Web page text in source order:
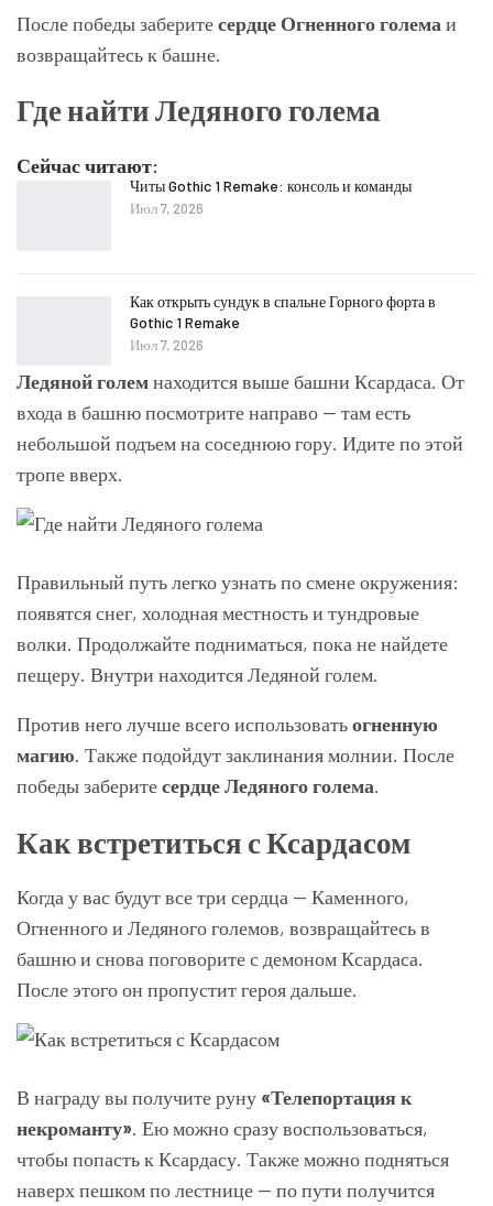
После победы заберитесердце Огненного голема и
возвращайтесь к башне.
Где найти Ледяного голема
Сейчас читают:
Читы Gothic 1 Remake: консоль и команды
Июл 7, 2026
Как открыть сундук в спальне Горного форта в
Gothic 1 Remake
Июл 7, 2026
Ледяной големнаходится выше башни Ксардаса. От
входа в башню посмотрите направо — там есть
небольшой подъем на соседнюю гору. Идите по этой
тропе вверх.
Правильный путь легко узнать по смене окружения:
появятся снег, холодная местность и тундровые
волки. Продолжайте подниматься, пока не найдете
пещеру. Внутри находится Ледяной голем.
Против него лучше всего использоватьогненную
магию. Также подойдут заклинания молнии. После
победы заберитесердце Ледяного голема.
Как встретиться с Ксардасом
Когда у вас будут все три сердца — Каменного,
Огненного и Ледяного големов, возвращайтесь в
башню и снова поговорите с демоном Ксардаса.
После этого он пропустит героя дальше.
В награду вы получите руну «Телепортация к
некроманту». Ею можно сразу воспользоваться,
чтобы попасть к Ксардасу. Также можно подняться
наверх пешком по лестнице — по пути получится